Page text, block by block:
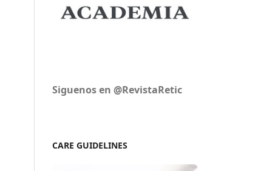
Siguenos en @RevistaRetic
CARE GUIDELINES